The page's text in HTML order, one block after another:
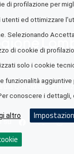
Quotidiano è
su
di profilazione per
ed ottimizzare
Selezionando
di cookie di
solo i cookie
funzionalità
conoscere i dettagli,
altro